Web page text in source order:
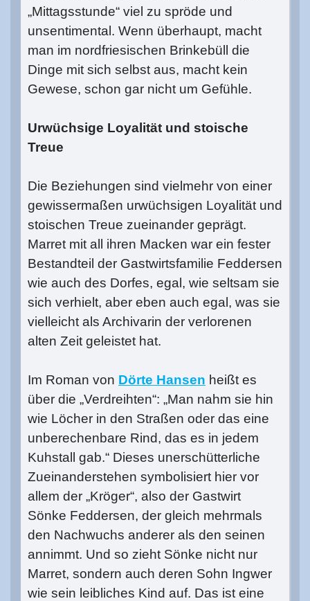
„Mittagsstunde“ viel zu spröde und
unsentimental. Wenn überhaupt, macht
man im nordfriesischen Brinkebüll die
Dinge mit sich selbst aus, macht kein
Gewese, schon gar nicht um Gefühle.
Urwüchsige Loyalität und stoische
Treue
Die Beziehungen sind vielmehr von einer
gewissermaßen urwüchsigen Loyalität und
stoischen Treue zueinander geprägt.
Marret mit all ihren Macken war ein fester
Bestandteil der Gastwirtsfamilie Feddersen
wie auch des Dorfes, egal, wie seltsam sie
sich verhielt, aber eben auch egal, was sie
vielleicht als Archivarin der verlorenen
alten Zeit geleistet hat.
Im Roman von Dörte Hansen heißt es
über die „Verdreihten“: „Man nahm sie hin
wie Löcher in den Straßen oder das eine
unberechenbare Rind, das es in jedem
Kuhstall gab.“ Dieses unerschütterliche
Zueinanderstehen symbolisiert hier vor
allem der „Kröger“, also der Gastwirt
Sönke Feddersen, der gleich mehrmals
den Nachwuchs anderer als den seinen
annimmt. Und so zieht Sönke nicht nur
Marret, sondern auch deren Sohn Ingwer
wie sein leibliches Kind auf. Das ist eine